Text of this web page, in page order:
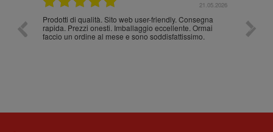
21.05.2026
Prodotti di qualità. Sito web user-friendly. Consegna
rapida. Prezzi onesti. Imballaggio eccellente. Ormai
faccio un ordine al mese e sono soddisfattissimo.
10/10